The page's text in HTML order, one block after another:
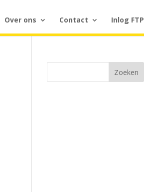
Over ons Contact Inlog FTP
Zoeken